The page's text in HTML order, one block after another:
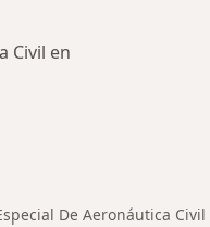
Civil en
De Aeronáutica Civil